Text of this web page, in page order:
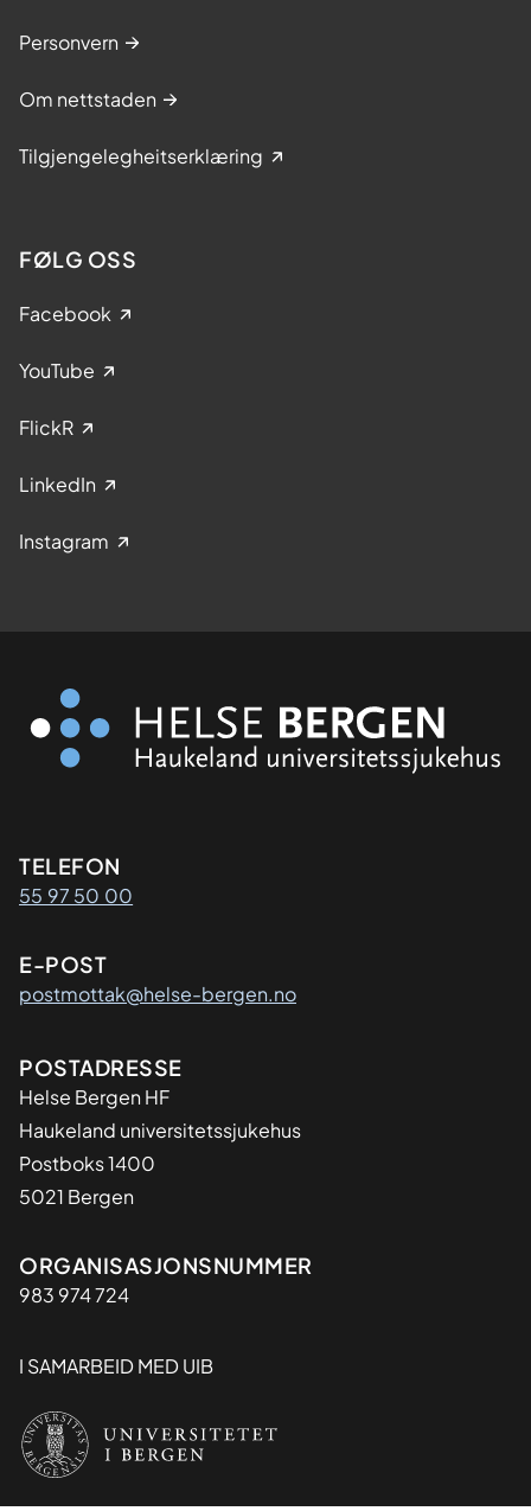
Personvern
Om nettstaden
Tilgjengelegheitserklæring
FØLG OSS
Facebook
YouTube
FlickR
LinkedIn
Instagram
Kontaktinformasjon
TELEFON
55 97 50 00
E-POST
postmottak@helse-bergen.no
Adresse
POSTADRESSE
Helse Bergen HF
Haukeland universitetssjukehus
Postboks 1400
5021 Bergen
Organisasjon
ORGANISASJONSNUMMER
983 974 724
I SAMARBEID MED UIB